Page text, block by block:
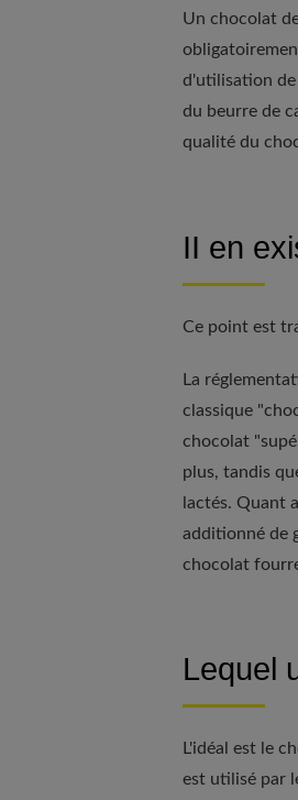
Un chocolat
d'utilisation de
du beurre de
qualité du
II en
Ce point est
La
classique
chocolat
plus, tandis
lactés. Quant
additionné de
chocolat
Lequel
L'idéal est le
est utilisé par